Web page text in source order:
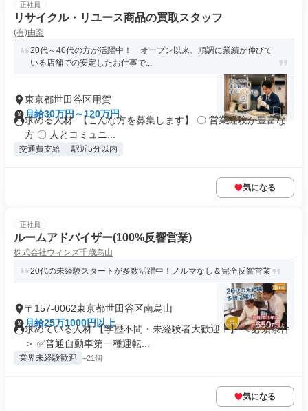
正社員
リサイクル・リユース商品の買取スタッフ
(有)由楽
20代～40代の方が活躍中！ オープン以来、順調に業績が伸びて
いる店舗での安定したお仕事で...
東京都世田谷区用賀
月給30万円～120万円
求める人材: 【こんな方を募集します】 〇 営業経験が豊富な
方 〇 人とコミュニ...
交通費支給 駅近5分以内
気になる
正社員
ルームアドバイザー(100%反響営業)
株式会社ウィンズ千歳烏山
20代の未経験スタートが多数活躍中！ノルマなし＆完全反響営業
〒157-0062東京都世田谷区南烏山
月給25万1000円以上
求めている人材 【学歴不問・未経験者大歓迎！】 ＜必須条件
＞ ✅普通自動車第一種運転...
業界未経験歓迎 +21個
気になる